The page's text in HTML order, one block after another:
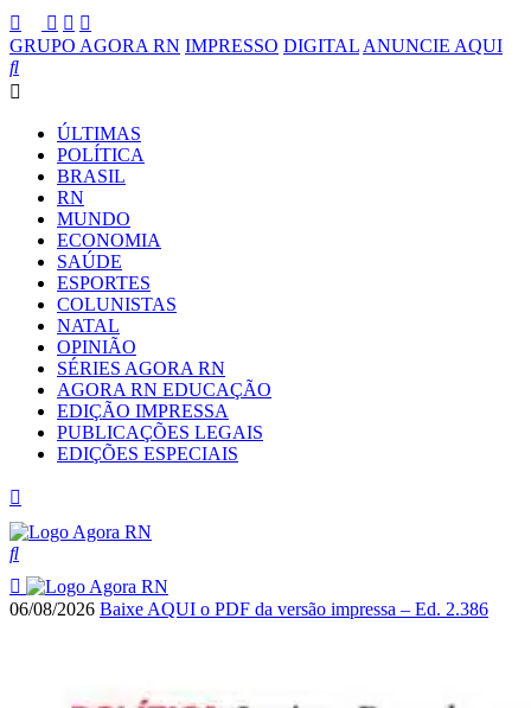
GRUPO AGORA RN IMPRESSO DIGITAL ANUNCIE AQUI
ÚLTIMAS
POLÍTICA
BRASIL
RN
MUNDO
ECONOMIA
SAÚDE
ESPORTES
COLUNISTAS
NATAL
OPINIÃO
SÉRIES AGORA RN
AGORA RN EDUCAÇÃO
EDIÇÃO IMPRESSA
PUBLICAÇÕES LEGAIS
EDIÇÕES ESPECIAIS
06/08/2026 Baixe AQUI o PDF da versão impressa – Ed. 2.386